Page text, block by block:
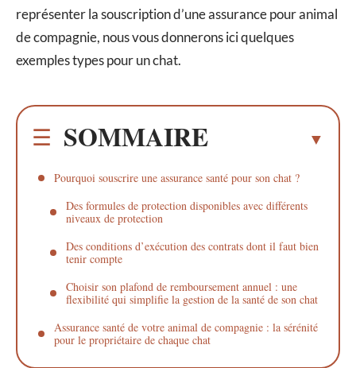
représenter la souscription d’une assurance pour animal
de compagnie, nous vous donnerons ici quelques
exemples types pour un chat.
SOMMAIRE
Pourquoi souscrire une assurance santé pour son chat ?
Des formules de protection disponibles avec différents
niveaux de protection
Des conditions d’exécution des contrats dont il faut bien
tenir compte
Choisir son plafond de remboursement annuel : une
flexibilité qui simplifie la gestion de la santé de son chat
Assurance santé de votre animal de compagnie : la sérénité
pour le propriétaire de chaque chat